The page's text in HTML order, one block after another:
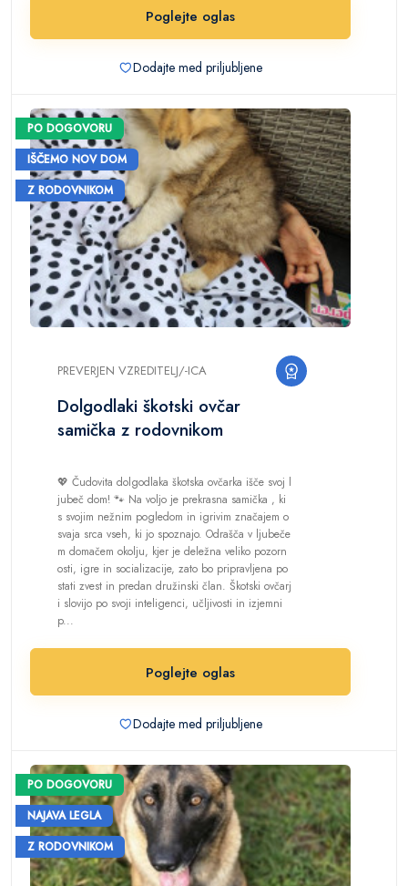
Poglejte oglas
Dodajte med priljubljene
PO DOGOVORU
IŠČEMO NOV DOM
Z RODOVNIKOM
PREVERJEN VZREDITELJ/-ICA
Dolgodlaki škotski ovčar
samička z rodovnikom
💖 Čudovita dolgodlaka škotska ovčarka išče svoj l
jubeč dom! 🐾 Na voljo je prekrasna samička , ki
s svojim nežnim pogledom in igrivim značajem o
svaja srca vseh, ki jo spoznajo. Odrašča v ljubeče
m domačem okolju, kjer je deležna veliko pozorn
osti, igre in socializacije, zato bo pripravljena po
stati zvest in predan družinski član. Škotski ovčarj
i slovijo po svoji inteligenci, učljivosti in izjemni
p...
Poglejte oglas
Dodajte med priljubljene
PO DOGOVORU
NAJAVA LEGLA
Z RODOVNIKOM